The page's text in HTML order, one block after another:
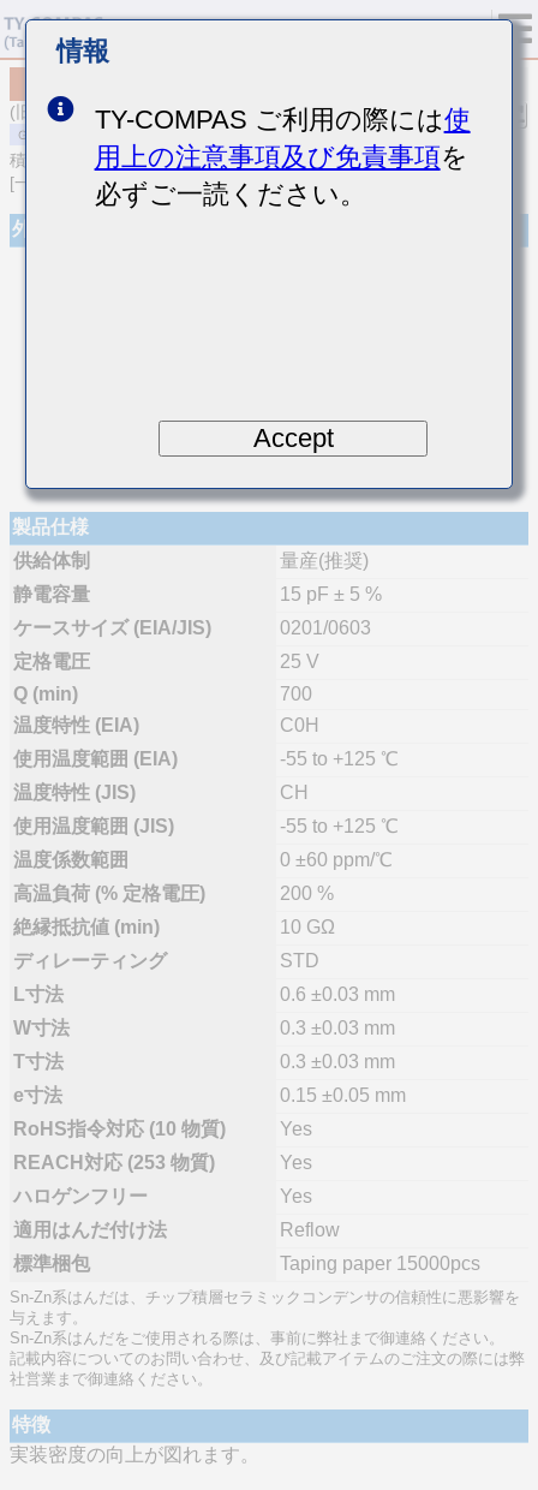
(旧品番 TMK063CH150JT-F)
積層セラミックコンデンサ
[一般用 積層セラミックコンデンサ (温度補償用)]
外観
製品仕様
供給体制
量産(推奨)
静電容量
15 pF ± 5 %
ケースサイズ (EIA/JIS)
0201/0603
定格電圧
25 V
Q (min)
700
温度特性 (EIA)
C0H
使用温度範囲 (EIA)
-55 to +125 ℃
温度特性 (JIS)
CH
使用温度範囲 (JIS)
-55 to +125 ℃
温度係数範囲
0 ±60 ppm/℃
高温負荷 (% 定格電圧)
200 %
絶縁抵抗値 (min)
10 GΩ
ディレーティング
STD
L寸法
0.6 ±0.03 mm
W寸法
0.3 ±0.03 mm
T寸法
0.3 ±0.03 mm
e寸法
0.15 ±0.05 mm
RoHS指令対応 (10 物質)
Yes
REACH対応 (253 物質)
Yes
ハロゲンフリー
Yes
適用はんだ付け法
Reflow
標準梱包
Taping paper 15000pcs
Sn-Zn系はんだは、チップ積層セラミックコンデンサの信頼性に悪影響を
与えます。
Sn-Zn系はんだをご使用される際は、事前に弊社まで御連絡ください。
記載内容についてのお問い合わせ、及び記載アイテムのご注文の際には弊
社営業まで御連絡ください。
特徴
実装密度の向上が図れます。
情報
TY-COMPAS ご利用の際には使
用上の注意事項及び免責事項を
必ずご一読ください。
Accept